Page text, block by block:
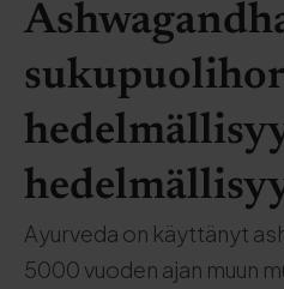
Ayurveda on käyttänyt
5000 vuoden ajan muun